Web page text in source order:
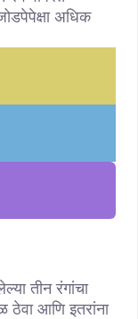
अधिक
तीन रंगांचा
ठेवा आणि इतरांना